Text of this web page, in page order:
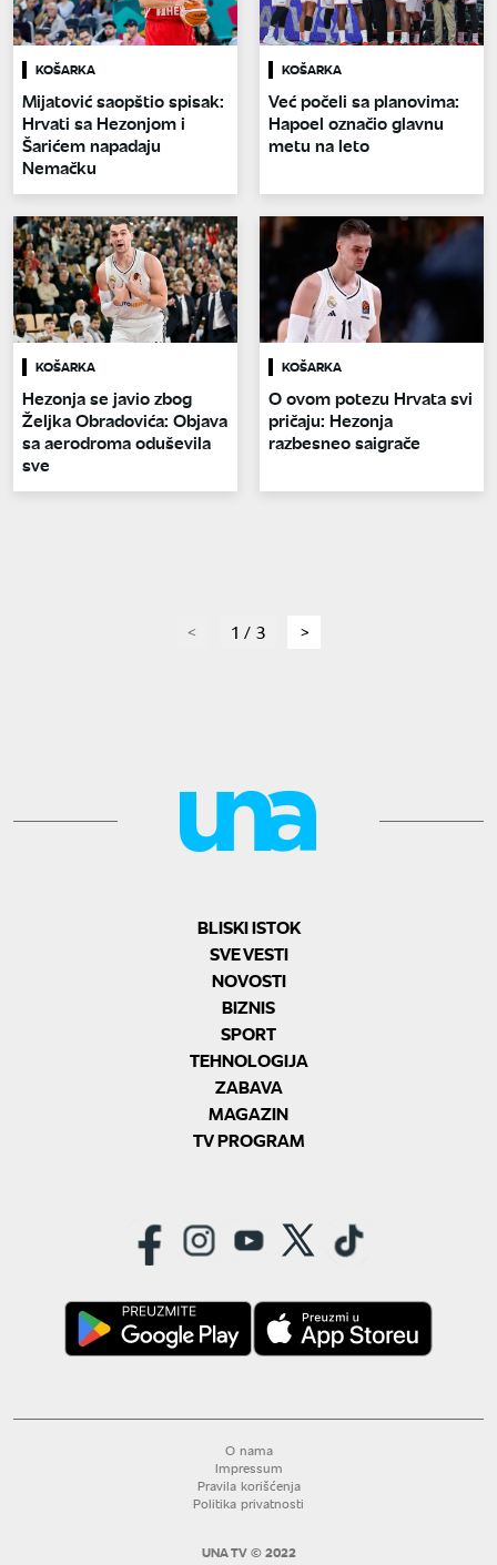
KOŠARKA
Mijatović saopštio spisak:
Hrvati sa Hezonjom i
Šarićem napadaju
Nemačku
KOŠARKA
Već počeli sa planovima:
Hapoel označio glavnu
metu na leto
KOŠARKA
Hezonja se javio zbog
Željka Obradovića: Objava
sa aerodroma oduševila
sve
KOŠARKA
O ovom potezu Hrvata svi
pričaju: Hezonja
razbesneo saigrače
page1 / 3 page
BLISKI ISTOK
SVE VESTI
NOVOSTI
BIZNIS
SPORT
TEHNOLOGIJA
ZABAVA
MAGAZIN
TV PROGRAM
O nama
Impressum
Pravila korišćenja
Politika privatnosti
UNA TV © 2022